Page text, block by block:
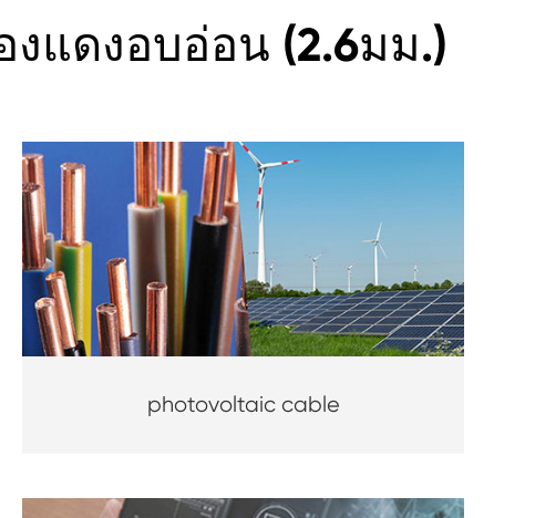
แดงอบอ่อน (2.6มม.)
photovoltaic cable